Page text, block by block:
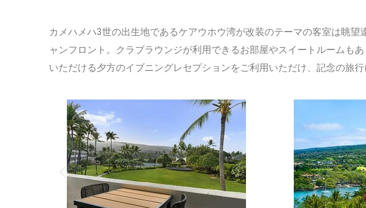
カメハメハ3世の出生地であるケアウホウ湾が改装のテーマの客室は眺望
ャンフロント。クラブラウンジが利用できるお部屋やスイートルームも
いただける夕方のイブニングレセプションをご利用いただけ、記念の旅行